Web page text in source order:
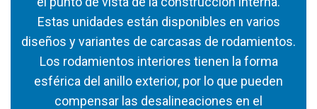
Estas unidades están disponibles en varios
diseños y variantes de carcasas de rodamientos.
Los rodamientos interiores tienen la forma
esférica del anillo exterior, por lo que pueden
compensar las desalineaciones en el